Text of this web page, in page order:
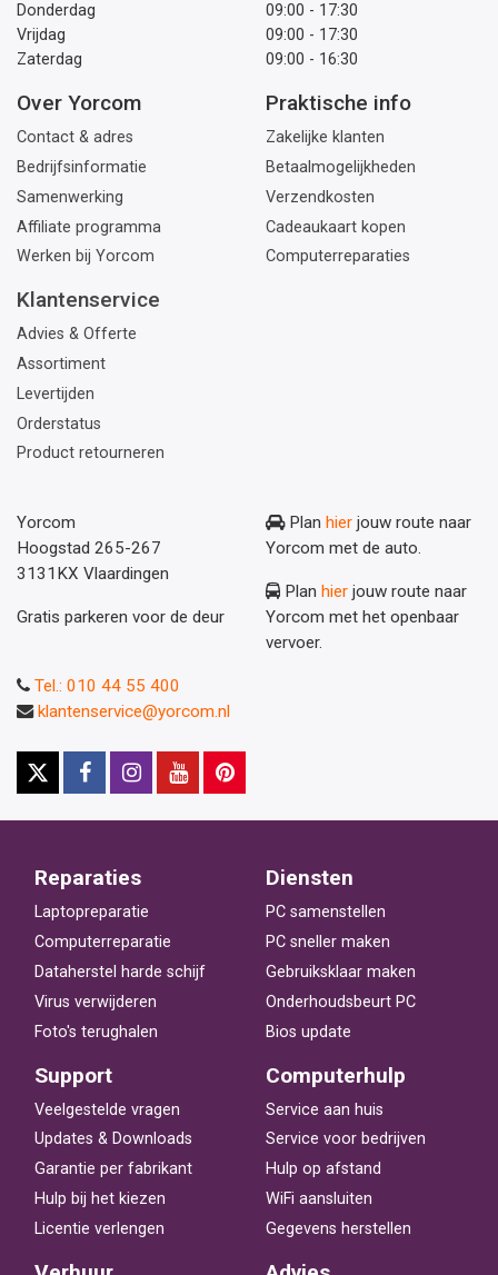
Donderdag
09:00 - 17:30
Vrijdag
09:00 - 17:30
Zaterdag
09:00 - 16:30
Over Yorcom
Contact & adres
Bedrijfsinformatie
Samenwerking
Affiliate programma
Werken bij Yorcom
Praktische info
Zakelijke klanten
Betaalmogelijkheden
Verzendkosten
Cadeaukaart kopen
Computerreparaties
Klantenservice
Advies & Offerte
Assortiment
Levertijden
Orderstatus
Product retourneren
Yorcom
Hoogstad 265-267
3131KX Vlaardingen
Gratis parkeren voor de deur
Plan hier jouw route naar
Yorcom met de auto.
Plan hier jouw route naar
Yorcom met het openbaar
vervoer.
Tel.: 010 44 55 400
klantenservice@yorcom.nl
Reparaties
Laptopreparatie
Computerreparatie
Dataherstel harde schijf
Virus verwijderen
Foto's terughalen
Diensten
PC samenstellen
PC sneller maken
Gebruiksklaar maken
Onderhoudsbeurt PC
Bios update
Support
Veelgestelde vragen
Updates & Downloads
Garantie per fabrikant
Hulp bij het kiezen
Licentie verlengen
Computerhulp
Service aan huis
Service voor bedrijven
Hulp op afstand
WiFi aansluiten
Gegevens herstellen